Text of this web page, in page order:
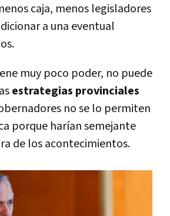
caja, menos legisladores
a una eventual
muy poco poder, no puede
estrategias provinciales
no se lo permiten
porque harían semejante
de los acontecimientos.